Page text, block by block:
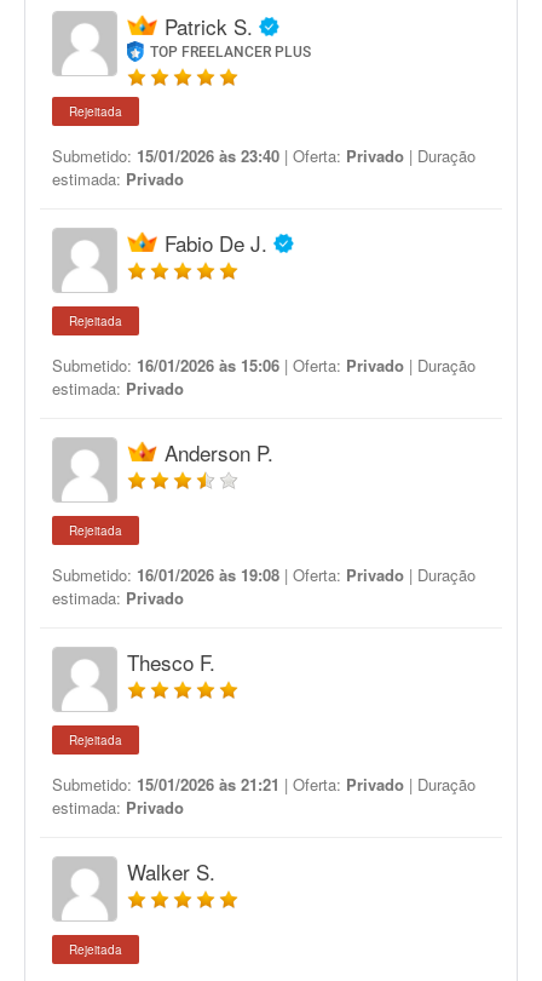
Patrick S.
TOP FREELANCER PLUS
Rejeitada
Submetido: 15/01/2026 às 23:40 | Oferta: Privado | Duração
estimada: Privado
Fabio De J.
Rejeitada
Submetido: 16/01/2026 às 15:06 | Oferta: Privado | Duração
estimada: Privado
Anderson P.
Rejeitada
Submetido: 16/01/2026 às 19:08 | Oferta: Privado | Duração
estimada: Privado
Thesco F.
Rejeitada
Submetido: 15/01/2026 às 21:21 | Oferta: Privado | Duração
estimada: Privado
Walker S.
Rejeitada